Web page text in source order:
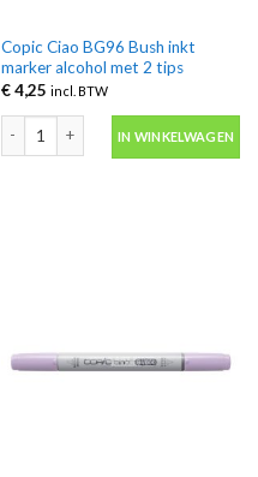
Copic Ciao BG96 Bush inkt
marker alcohol met 2 tips
€4,25 incl. BTW
IN WINKELWAGEN